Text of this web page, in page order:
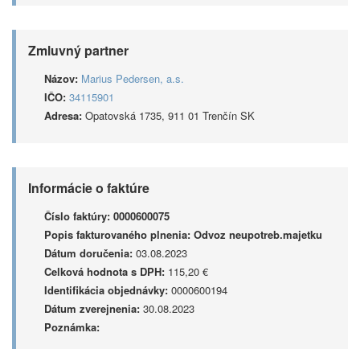
Zmluvný partner
Názov: Marius Pedersen, a.s.
IČO: 34115901
Adresa: Opatovská 1735, 911 01 Trenčín SK
Informácie o faktúre
Číslo faktúry: 0000600075
Popis fakturovaného plnenia: Odvoz neupotreb.majetku
Dátum doručenia: 03.08.2023
Celková hodnota s DPH: 115,20 €
Identifikácia objednávky: 0000600194
Dátum zverejnenia: 30.08.2023
Poznámka: